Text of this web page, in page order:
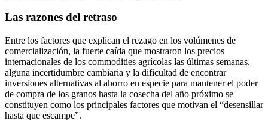
Las razones del retraso
Entre los factores que explican el rezago en los volúmenes de
comercialización, la fuerte caída que mostraron los precios
internacionales de los commodities agrícolas las últimas semanas,
alguna incertidumbre cambiaria y la dificultad de encontrar
inversiones alternativas al ahorro en especie para mantener el poder
de compra de los granos hasta la cosecha del año próximo se
constituyen como los principales factores que motivan el “desensillar
hasta que escampe”.